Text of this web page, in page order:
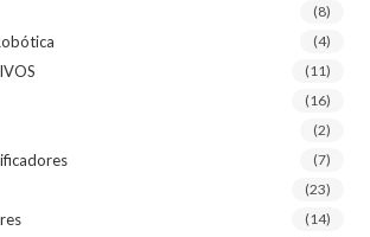
(8)
(4)
(11)
(16)
(2)
(7)
(23)
(14)